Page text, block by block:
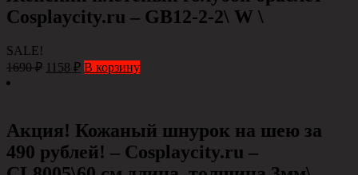
Cosplaycity.ru – GB12-2-2\ W \
SALE!
1690₽ 1158 ₽ В корзину
Акция! Кожаный шнурок на шею за
490 рублей! – Cosplaycity.ru –